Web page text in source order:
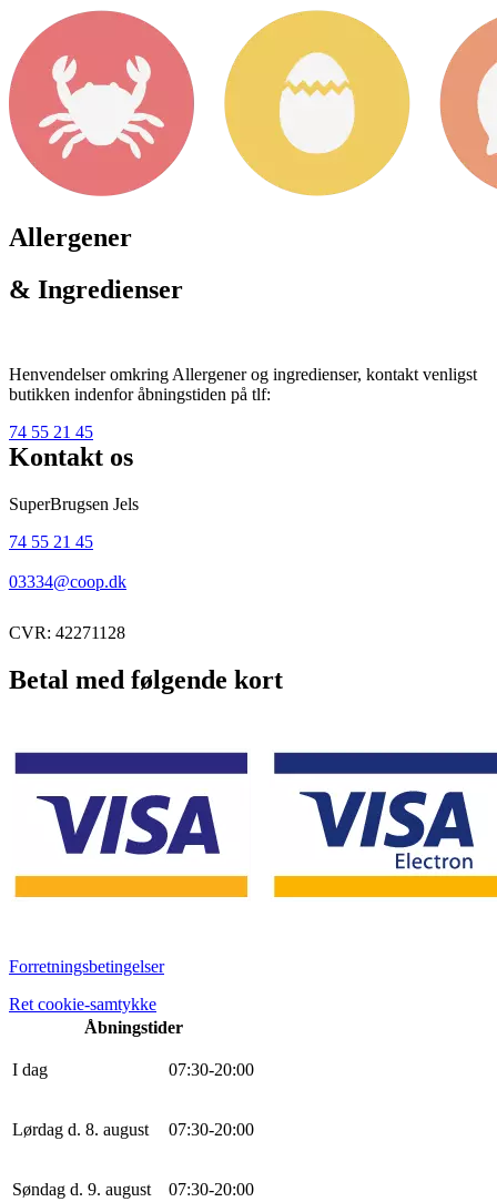
Allergener
& Ingredienser
Henvendelser omkring Allergener og ingredienser, kontakt venligst
butikken indenfor åbningstiden på tlf:
74 55 21 45
Kontakt os
SuperBrugsen Jels
74 55 21 45
03334@coop.dk
CVR: 42271128
Betal med følgende kort
Forretningsbetingelser
Ret cookie-samtykke
Åbningstider
I dag 07:30-20:00
Lørdag d. 8. august 07:30-20:00
Søndag d. 9. august 07:30-20:00